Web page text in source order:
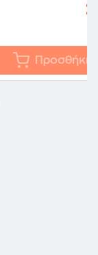
Προσθήκη